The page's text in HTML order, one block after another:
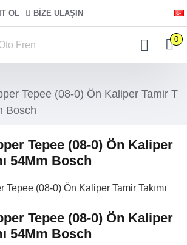
OL BIZE ULAŞIN
0
Tepee (08-0) Ön Kaliper Tamir T
Bosch
Tepee (08-0) Ön Kaliper
54Mm Bosch
Tepee (08-0) Ön Kaliper
54Mm Bosch